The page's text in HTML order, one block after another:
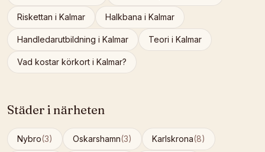
Riskettan i Kalmar Halkbana i Kalmar
Handledarutbildning i Kalmar Teori i Kalmar
Vad kostar körkort i Kalmar?
Städer i närheten
Nybro(3) Oskarshamn(3) Karlskrona(8)